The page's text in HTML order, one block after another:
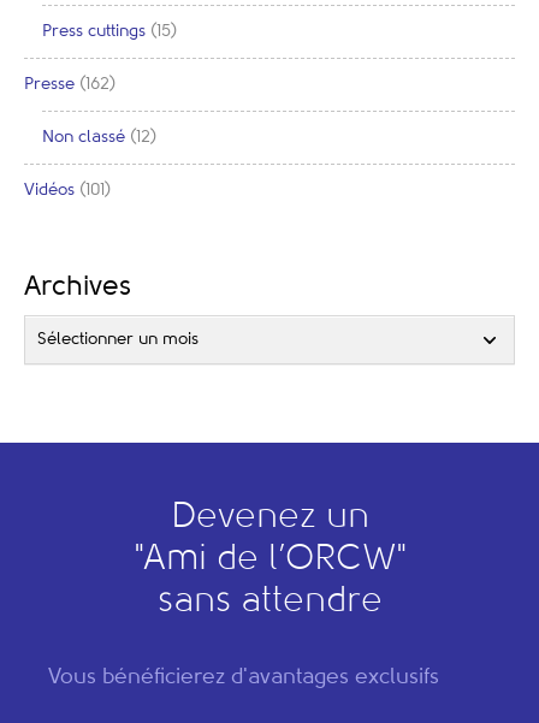
Press cuttings (15)
Presse (162)
Non classé (12)
Vidéos (101)
Archives
Sélectionner un mois
Devenez un
"Ami de l’ORCW"
sans attendre
Vous bénéficierez d'avantages exclusifs